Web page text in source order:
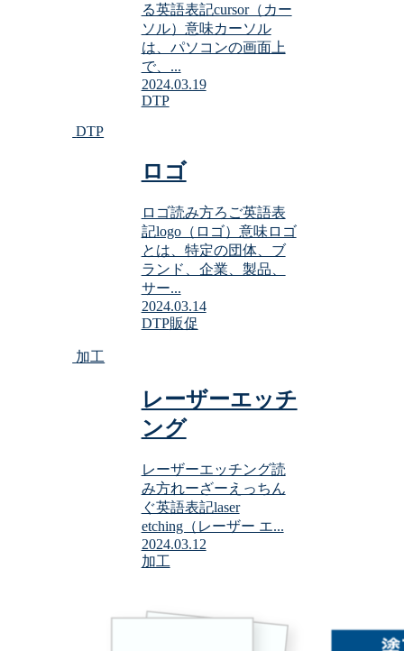
る英語表記cursor（カー
ソル）意味カーソル
は、パソコンの画面上
で、...
2024.03.19
DTP
DTP
ロゴ
ロゴ読み方ろご英語表
記logo（ロゴ）意味ロゴ
とは、特定の団体、ブ
ランド、企業、製品、
サー...
2024.03.14
DTP販促
加工
レーザーエッチ
ング
レーザーエッチング読
み方れーざーえっちん
ぐ英語表記laser
etching（レーザー エ...
2024.03.12
加工